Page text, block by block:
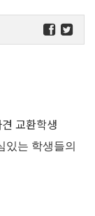
교환학생
있는 학생들의